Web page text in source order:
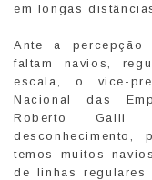
em longas
Ante a percepção
faltam navios,
escala, o vice-
Nacional das
Roberto Galli
desconhecimento,
temos muitos
de linhas